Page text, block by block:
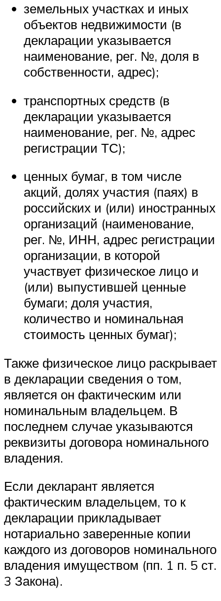
земельных участках и иных
объектов недвижимости (в
декларации указывается
наименование, рег. №, доля в
собственности, адрес);
транспортных средств (в
декларации указывается
наименование, рег. №, адрес
регистрации ТС);
ценных бумаг, в том числе
акций, долях участия (паях) в
российских и (или) иностранных
организаций (наименование,
рег. №, ИНН, адрес регистрации
организации, в которой
участвует физическое лицо и
(или) выпустившей ценные
бумаги; доля участия,
количество и номинальная
стоимость ценных бумаг);
Также физическое лицо раскрывает
в декларации сведения о том,
является он фактическим или
номинальным владельцем. В
последнем случае указываются
реквизиты договора номинального
владения.
Если декларант является
фактическим владельцем, то к
декларации прикладывает
нотариально заверенные копии
каждого из договоров номинального
владения имуществом (пп. 1 п. 5 ст.
3 Закона).